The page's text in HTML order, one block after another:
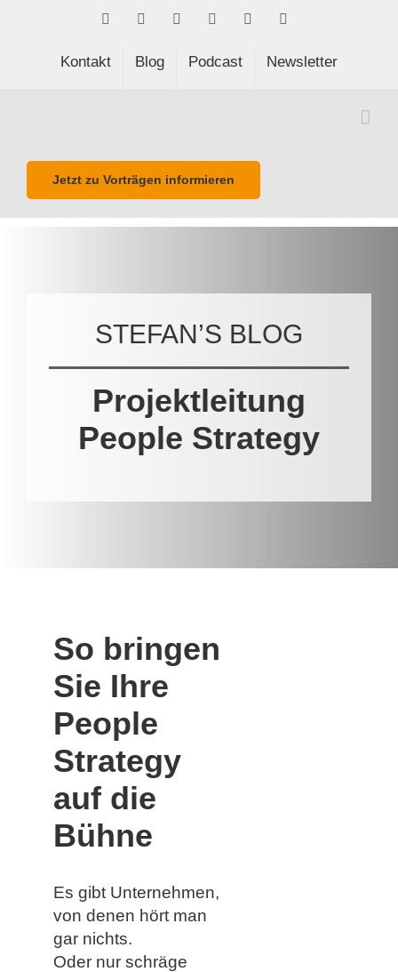
FacebookLinkedIn Spotify
Kontakt Blog Podcast Newsletter
Jetzt zu Vorträgen informieren
STEFAN’S BLOG
Projektleitung
People Strategy
So bringen
Sie Ihre
People
Strategy
auf die
Bühne
Es gibt Unternehmen,
von denen hört man
gar nichts.
Oder nur schräge